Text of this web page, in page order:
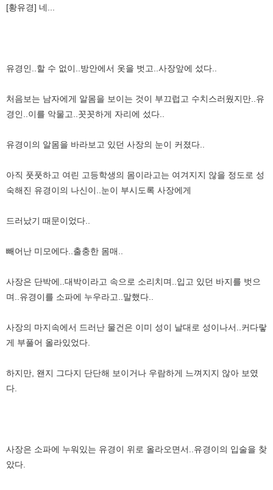
[황유경] 네...
유경인..할 수 없이..방안에서 옷을 벗고..사장앞에 섰다..
처음보는 남자에게 알몸을 보이는 것이 부끄럽고 수치스러웠지만..유
경인..이를 악물고..꼿꼿하게 자리에 섰다..
유경이의 알몸을 바라보고 있던 사장의 눈이 커졌다..
아직 풋풋하고 여린 고등학생의 몸이라고는 여겨지지 않을 정도로 성
숙해진 유경이의 나신이..눈이 부시도록 사장에게
드러났기 때문이었다..
빼어난 미모에다..출충한 몸매..
사장은 단박에..대박이라고 속으로 소리치며..입고 있던 바지를 벗으
며..유경이를 소파에 누우라고..말했다..
사장의 마지속에서 드러난 물건은 이미 성이 날대로 성이나서..커다랗
게 부풀어 올라있었다.
하지만, 왠지 그다지 단단해 보이거나 우람하게 느껴지지 않아 보였
다.
사장은 소파에 누워있는 유경이 위로 올라오면서..유경이의 입술을 찾
았다.